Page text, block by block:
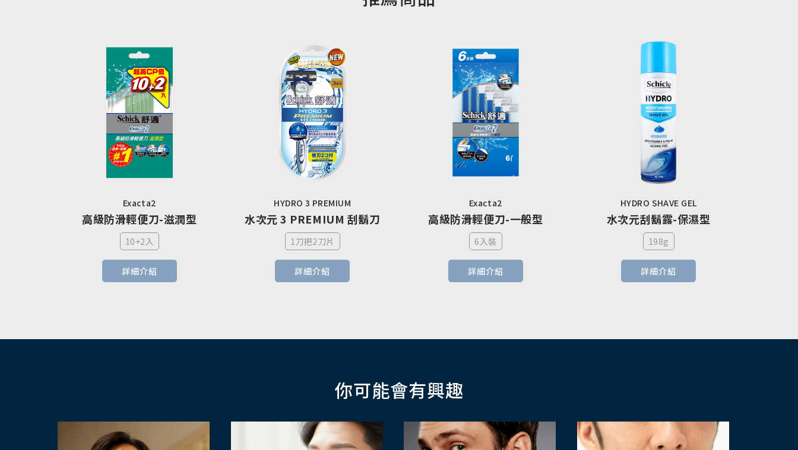
Exacta2
高級防滑輕便刀-滋潤型
10+2入
詳細介紹
HYDRO 3 PREMIUM
水次元 3 PREMIUM 刮鬍刀
1刀把2刀片
詳細介紹
Exacta2
高級防滑輕便刀-一般型
6入裝
詳細介紹
HYDRO SHAVE GEL
水次元刮鬍露-保濕型
198g
詳細介紹
你可能會有興趣